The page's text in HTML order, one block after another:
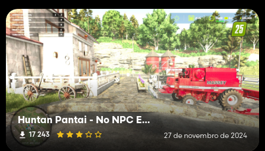
Huntan Pantai - No NPC Edition
17 243 27 de novembro de 2024